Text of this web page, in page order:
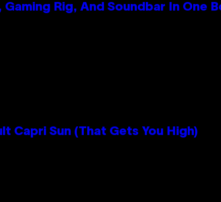
Rig, And Soundbar In One
Capri Sun (That Gets You High)